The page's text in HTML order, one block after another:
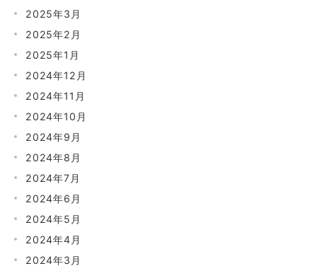
2025年3月
2025年2月
2025年1月
2024年12月
2024年11月
2024年10月
2024年9月
2024年8月
2024年7月
2024年6月
2024年5月
2024年4月
2024年3月